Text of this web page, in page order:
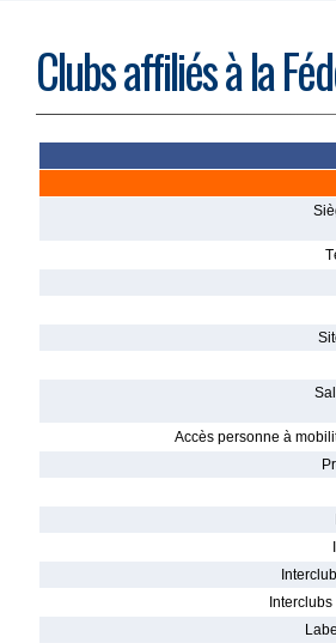
Clubs affiliés à la
Accès personne à